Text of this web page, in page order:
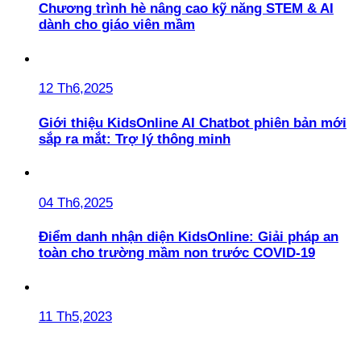
Chương trình hè nâng cao kỹ năng STEM & AI
dành cho giáo viên mầm
12 Th6,2025
Giới thiệu KidsOnline AI Chatbot phiên bản mới
sắp ra mắt: Trợ lý thông minh
04 Th6,2025
Điểm danh nhận diện KidsOnline: Giải pháp an
toàn cho trường mầm non trước COVID-19
11 Th5,2023